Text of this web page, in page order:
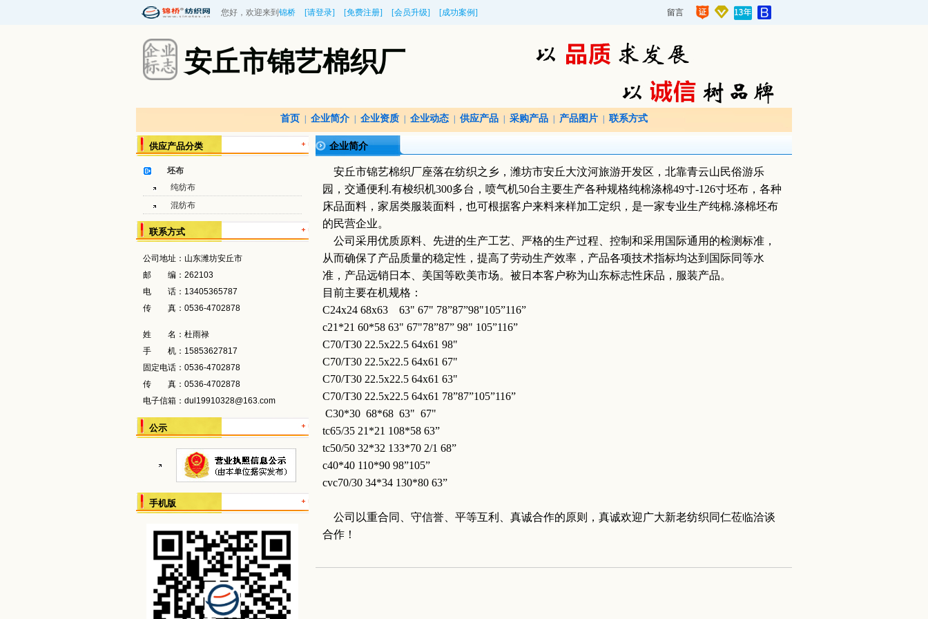
您好，欢迎来到 锦桥 [请登录] [免费注册] [会员升级] [成功案例] 留言
安丘市锦艺棉织厂
首页 企业简介 企业资质 企业动态 供应产品 采购产品 产品图片 联系方式
供应产品分类
坯布
纯纺布
混纺布
联系方式
公司地址： 山东潍坊安丘市
邮 编： 262103
电 话： 13405365787
传 真： 0536-4702878
姓 名： 杜雨禄
手 机： 15853627817
固定电话： 0536-4702878
传 真： 0536-4702878
电子信箱： dul19910328@163.com
公示
手机版
企业简介
安丘市锦艺棉织厂座落在纺织之乡，潍坊市安丘大汶河旅游开发区，北靠青云山民俗游乐
园，交通便利.有梭织机300多台，喷气机50台主要生产各种规格纯棉涤棉49寸-126寸坯布，各种
床品面料，家居类服装面料，也可根据客户来料来样加工定织，是一家专业生产纯棉.涤棉坯布
的民营企业。
公司采用优质原料、先进的生产工艺、严格的生产过程、控制和采用国际通用的检测标准，
从而确保了产品质量的稳定性，提高了劳动生产效率，产品各项技术指标均达到国际同等水
准，产品远销日本、美国等欧美市场。 被日本客户称为山东标志性床品，服装产品。
目前主要在机规格：
C24x24 68x63 63" 67" 78”87”98"105”116”
c21*21 60*58 63" 67"78”87” 98" 105”116”
C70/T30 22.5x22.5 64x61 98"
C70/T30 22.5x22.5 64x61 67"
C70/T30 22.5x22.5 64x61 63"
C70/T30 22.5x22.5 64x61 78”87”105”116”
C30*30 68*68 63" 67"
tc65/35 21*21 108*58 63”
tc50/50 32*32 133*70 2/1 68”
c40*40 110*90 98”105”
cvc70/30 34*34 130*80 63”
公司以重合同、守信誉、平等互利、真诚合作的原则，真诚欢迎广大新老纺织同仁莅临洽谈
合作！